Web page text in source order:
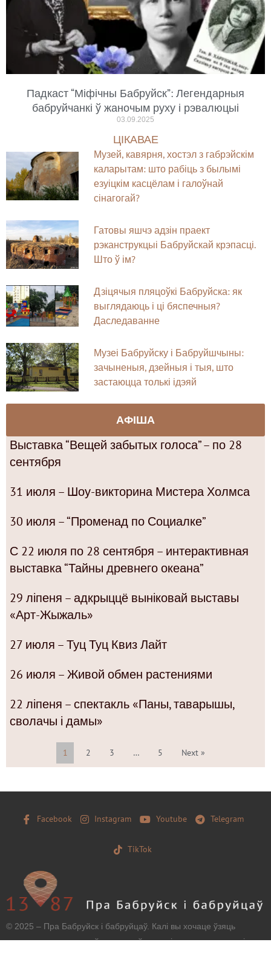
Падкаст “Міфічны Бабруйск”: Легендарныя
бабруйчанкі ў жаночым руху і рэвалюцыі
03.09.2025
ЦІКАВАЕ
Музей, кавярня, хостэл з габрэйскім
каларытам: што рабіць з былымі
езуіцкім касцёлам і галоўнай
сінагогай?
Гатовы яшчэ адзін праект
рэканструкцыі Бабруйскай крэпасці.
Што ў ім?
Дзіцячыя пляцоўкі Бабруйска: як
выглядаюць і ці бяспечныя?
Даследаванне
Музеі Бабруйску і Бабруйшчыны:
зачыненыя, дзейныя і тыя, што
застаюцца толькі ідэяй
АФІША
Выставка “Вещей забытых голоса” – по 28
сентября
31 июля – Шоу-викторина Мистера Холмса
30 июля – “Променад по Социалке”
С 22 июля по 28 сентября – интерактивная
выставка “Тайны древнего океана”
29 ліпеня – адкрыццё выніковай выставы
«Арт-Жыжаль»
27 июля – Туц Туц Квиз Лайт
26 июля – Живой обмен растениями
22 ліпеня – спектакль «Паны, таварышы,
сволачы і дамы»
1 2 3 … 5 Next »
Facebook Instagram Youtube Telegram
TikTok
© 2025 – Пра Бабруйск і бабруйцаў. Калі вы хочаце ўзяць
матэрыял з нашага сайту, захавайце, калі ласка, загаловак і